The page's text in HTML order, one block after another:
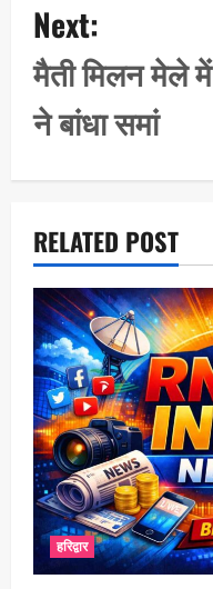
v
i
g
a
i
o
n
Next:
मैती मिलन मेले
ने बांधा समां
RELATED POST
हरिद्वार